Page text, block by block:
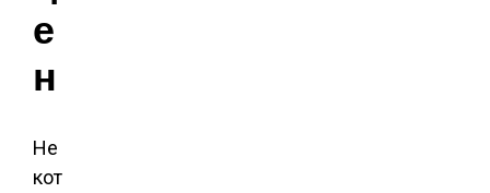
е
н
Не
кот